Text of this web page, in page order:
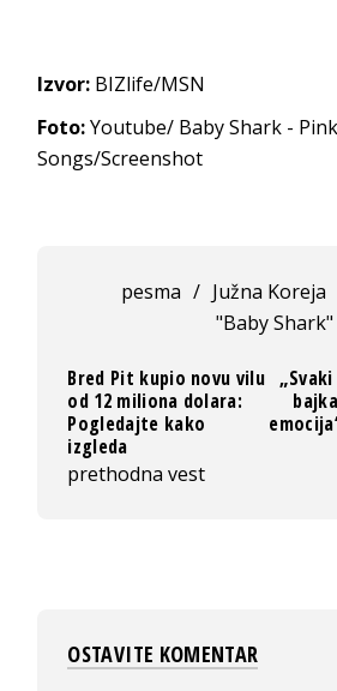
Izvor: BIZlife/MSN
Foto:Youtube/ Baby Shark -
Songs/Screenshot
pesma / Južna Koreja
"Baby Shark"
Bred Pit kupio novu vilu
od 12 miliona dolara:
Pogledajte kako
izgleda
prethodna vest
OSTAVITE KOMENTAR